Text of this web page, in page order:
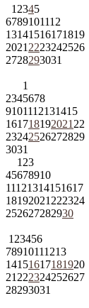
1 2345
6789101112
13141516171819
2021 2223242526
2728293031
1
2345678
9101112131415
161718192021 22
23242526272829
3031
1 23
45678910
11121314151617
18192021 222324
252627282930
1 23456
78910111213
14151617181920
21 222324252627
28293031